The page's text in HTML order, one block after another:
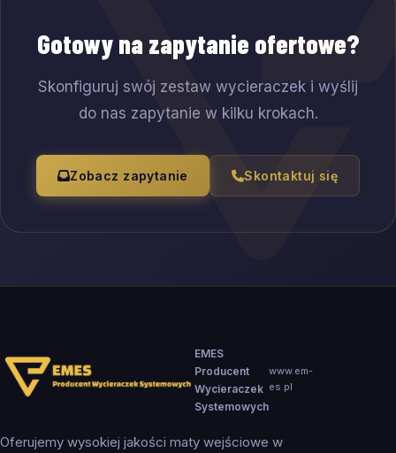
Gotowy na zapytanie ofertowe?
Skonfiguruj swój zestaw wycieraczek i wyślij
do nas zapytanie w kilku krokach.
Zobacz zapytanie Skontaktuj się
EMES
Producent
Wycieraczek
Systemowych
www.em-
es.pl
Oferujemy wysokiej jakości maty wejściowe w